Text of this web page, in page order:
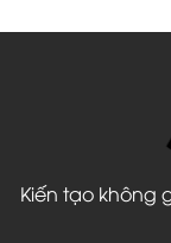
Kiến tạo không